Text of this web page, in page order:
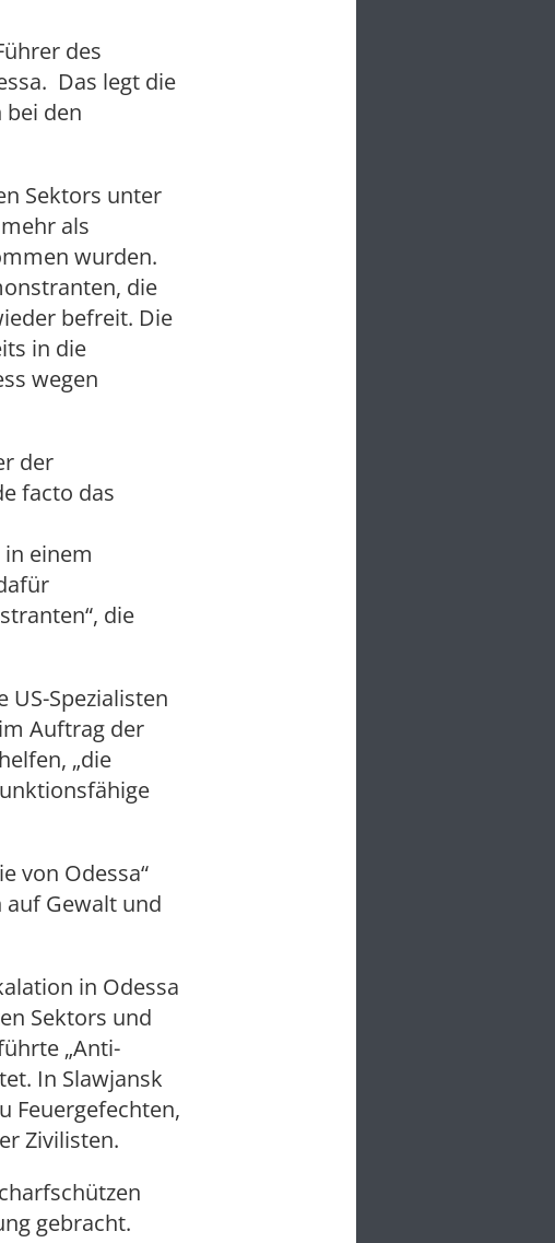
des
Das legt die
den
Sektors unter
als
wurden.
die
befreit. Die
in die
wegen
der
facto das
einem
die
Spezialisten
Auftrag der
„die
von Odessa“
auf Gewalt und
in Odessa
Sektors und
„Anti-
In Slawjansk
Feuergefechten,
Zivilisten.
gebracht.